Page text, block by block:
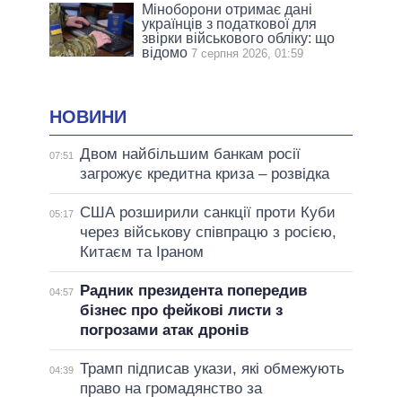
Міноборони отримає дані
українців з податкової для
звірки військового обліку: що
відомо 7 серпня 2026, 01:59
НОВИНИ
07:51
Двом найбільшим банкам росії
загрожує кредитна криза – розвідка
05:17
США розширили санкції проти Куби
через військову співпрацю з росією,
Китаєм та Іраном
04:57
Радник президента попередив
бізнес про фейкові листи з
погрозами атак дронів
04:39 Трамп підписав укази, які обмежують
право на громадянство за